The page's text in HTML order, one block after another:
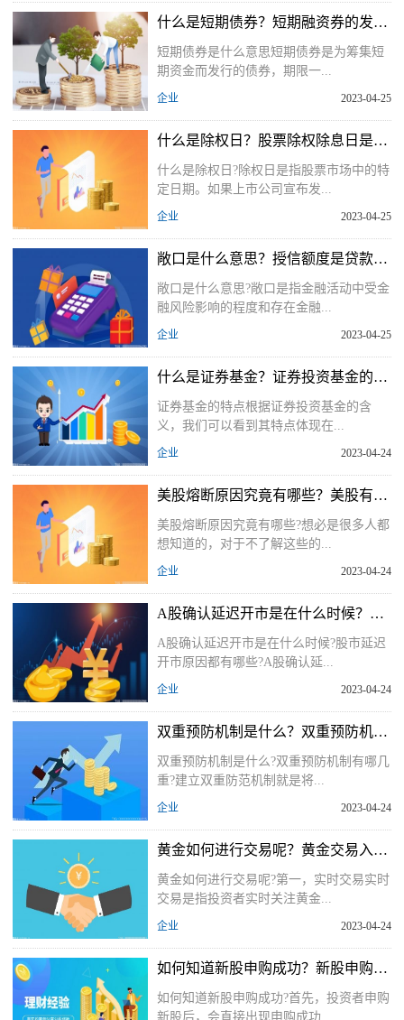
什么是短期债券？短期融资券的发行条件有哪些？
短期债券是什么意思短期债券是为筹集短
期资金而发行的债券，期限一...
企业 2023-04-25
什么是除权日？股票除权除息日是持有还是抛售？
什么是除权日?除权日是指股票市场中的特
定日期。如果上市公司宣布发...
企业 2023-04-25
敞口是什么意思？授信额度是贷款吗？
敞口是什么意思?敞口是指金融活动中受金
融风险影响的程度和存在金融...
企业 2023-04-25
什么是证券基金？证券投资基金的性质
证券基金的特点根据证券投资基金的含
义，我们可以看到其特点体现在...
企业 2023-04-24
美股熔断原因究竟有哪些？美股有熔断机制吗？
美股熔断原因究竟有哪些?想必是很多人都
想知道的，对于不了解这些的...
企业 2023-04-24
A股确认延迟开市是在什么时候？股票暂停上市的原因是什么？
A股确认延迟开市是在什么时候?股市延迟
开市原因都有哪些?A股确认延...
企业 2023-04-24
双重预防机制是什么？双重预防机制包括哪些内容？
双重预防机制是什么?双重预防机制有哪几
重?建立双重防范机制就是将...
企业 2023-04-24
黄金如何进行交易呢？黄金交易入门知识介绍
黄金如何进行交易呢?第一，实时交易实时
交易是指投资者实时关注黄金...
企业 2023-04-24
如何知道新股申购成功？新股申购流程
如何知道新股申购成功?首先，投资者申购
新股后，会直接出现申购成功...